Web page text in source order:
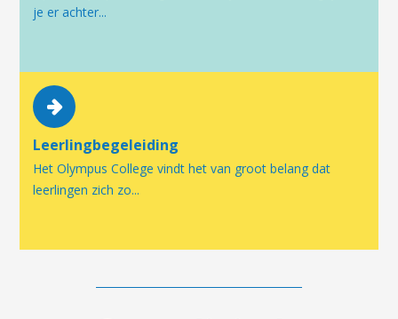
je er achter...
Leerlingbegeleiding
Het Olympus College vindt het van groot belang dat
leerlingen zich zo...